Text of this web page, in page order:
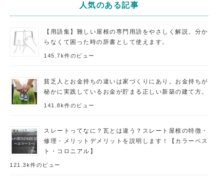
人気のある記事
【用語集】難しい屋根の専門用語をやさしく解説。分か
らなくて困った時の辞書として使えます。
145.7k件のビュー
貧乏人とお金持ちの違いは家づくりにあり。お金持ちが
秘かに実践しているお金が貯まる正しい新築の建て方。
141.8k件のビュー
スレートってなに？瓦とは違う？スレート屋根の特徴・
修理・メリットデメリットを説明します！【カラーベス
ト・コロニアル】
121.3k件のビュー